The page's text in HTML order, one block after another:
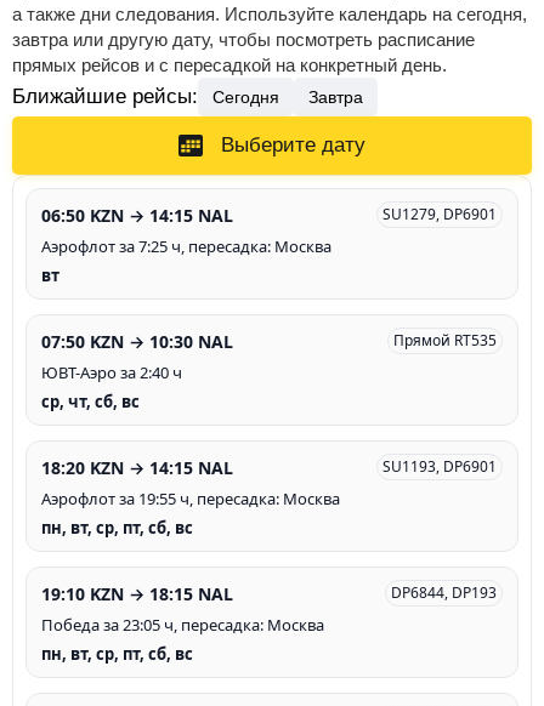
а также дни следования. Используйте календарь на сегодня,
завтра или другую дату, чтобы посмотреть расписание
прямых рейсов и с пересадкой на конкретный день.
Ближайшие рейсы: Сегодня Завтра
Выберите дату
06:50 KZN → 14:15 NAL SU1279, DP6901
Аэрофлот за 7:25 ч, пересадка: Москва
вт
07:50 KZN → 10:30 NAL Прямой RT535
ЮВТ-Аэро за 2:40 ч
ср, чт, сб, вс
18:20 KZN → 14:15 NAL SU1193, DP6901
Аэрофлот за 19:55 ч, пересадка: Москва
пн, вт, ср, пт, сб, вс
19:10 KZN → 18:15 NAL DP6844, DP193
Победа за 23:05 ч, пересадка: Москва
пн, вт, ср, пт, сб, вс